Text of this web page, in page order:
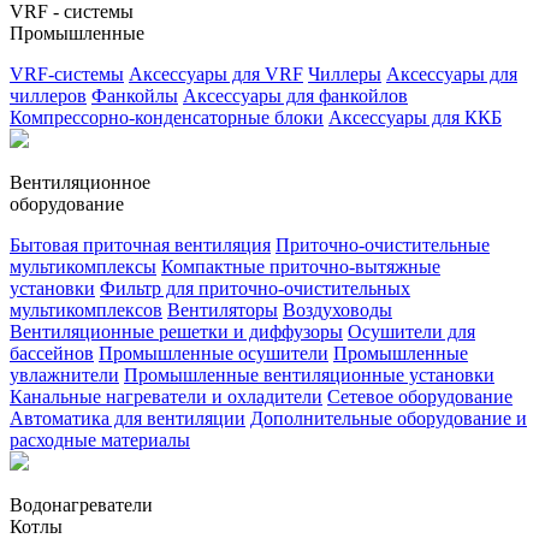
VRF - системы
Промышленные
VRF-системы Аксессуары для VRF Чиллеры Аксессуары для
чиллеров Фанкойлы Аксессуары для фанкойлов
Компрессорно-конденсаторные блоки Аксессуары для ККБ
Вентиляционное
оборудование
Бытовая приточная вентиляция Приточно-очистительные
мультикомплексы Компактные приточно-вытяжные
установки Фильтр для приточно-очистительных
мультикомплексов Вентиляторы Воздуховоды
Вентиляционные решетки и диффузоры Осушители для
бассейнов Промышленные осушители Промышленные
увлажнители Промышленные вентиляционные установки
Канальные нагреватели и охладители Сетевое оборудование
Автоматика для вентиляции Дополнительные оборудование и
расходные материалы
Водонагреватели
Котлы